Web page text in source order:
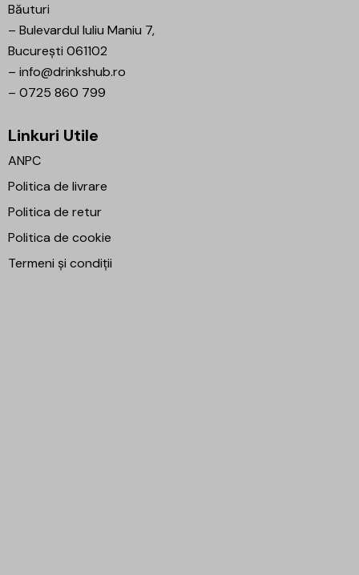
Băuturi
– Bulevardul Iuliu Maniu 7,
București 061102
– info@drinkshub.ro
– 0725 860 799
Linkuri Utile
ANPC
Politica de livrare
Politica de retur
Politica de cookie
Termeni și condiții